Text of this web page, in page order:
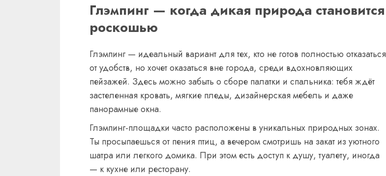
Глэмпинг — когда дикая природа становится
роскошью
Глэмпинг — идеальный вариант для тех, кто не готов полностью отказаться
от удобств, но хочет оказаться вне города, среди вдохновляющих
пейзажей. Здесь можно забыть о сборе палатки и спальника: тебя ждёт
застеленная кровать, мягкие пледы, дизайнерская мебель и даже
панорамные окна.
Глэмпинг-площадки часто расположены в уникальных природных зонах.
Ты просыпаешься от пения птиц, а вечером смотришь на закат из уютного
шатра или легкого домика. При этом есть доступ к душу, туалету, иногда
— к кухне или ресторану.